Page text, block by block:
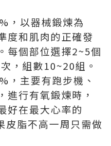
，以器械鍛煉為
度和肌肉的正確發
每個部位選擇2~5個
，組數10~20組。
，主要有跑步機、
進行有氧鍛煉時，
好在最大心率的
脂不高一周只需做